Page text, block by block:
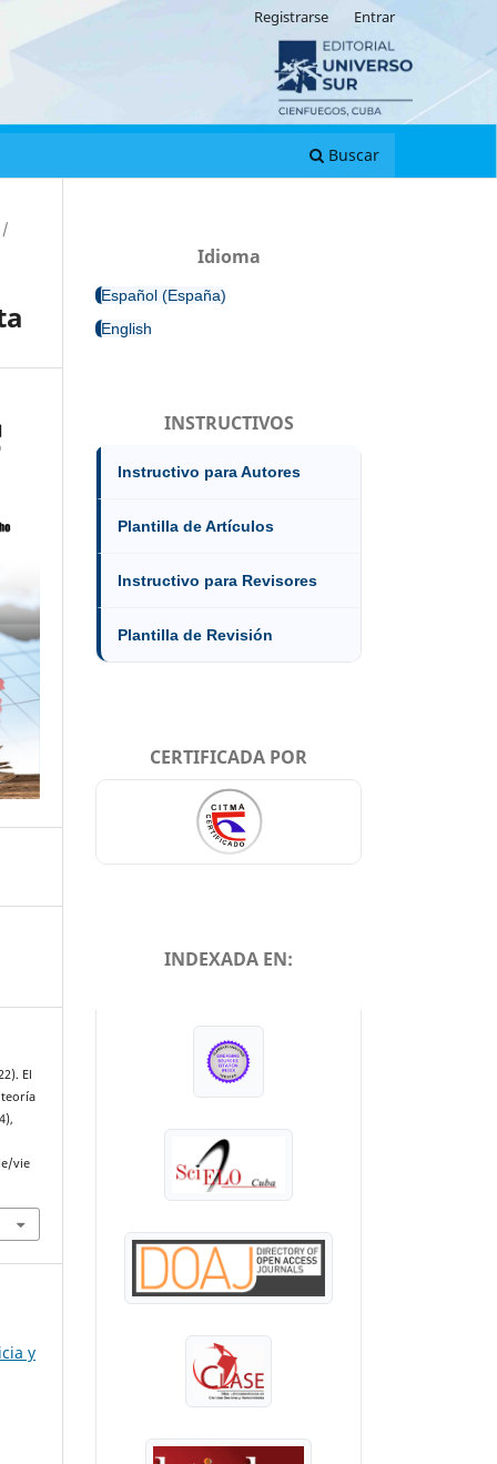
Buscar
Registrarse Entrar
/
El
vie
y
Idioma
Español (España)
English
INSTRUCTIVOS
Instructivo para Autores
Plantilla de Artículos
Instructivo para Revisores
Plantilla de Revisión
CERTIFICADA POR
INDEXADA EN: